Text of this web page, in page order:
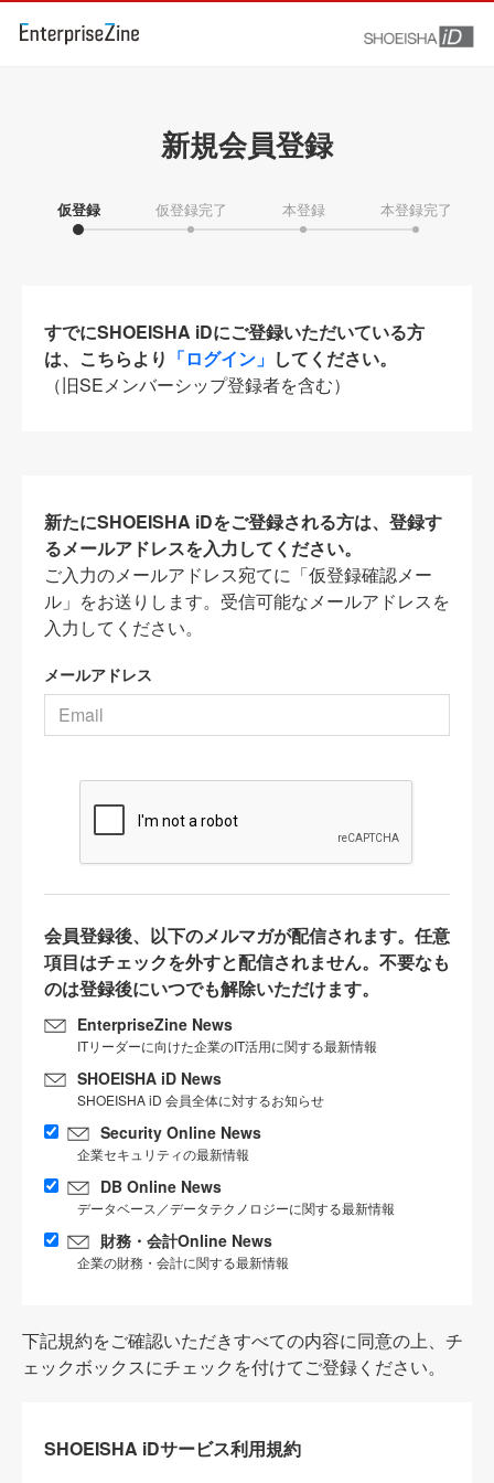
新規会員登録
仮登録 仮登録完了 本登録 本登録完了
すでにSHOEISHA iDにご登録いただいている方
は、こちらより 「ログイン」 してください。
（旧SEメンバーシップ登録者を含む）
新たにSHOEISHA iDをご登録される方は、登録す
るメールアドレスを入力してください。
ご入力のメールアドレス宛てに「仮登録確認メー
ル」をお送りします。受信可能なメールアドレスを
入力してください。
メールアドレス
会員登録後、以下のメルマガが配信されます。任意
項目はチェックを外すと配信されません。不要なも
のは登録後にいつでも解除いただけます。
EnterpriseZine News
ITリーダーに向けた企業のIT活用に関する最新情報
SHOEISHA iD News
SHOEISHA iD 会員全体に対するお知らせ
Security Online News
企業セキュリティの最新情報
DB Online News
データベース／データテクノロジーに関する最新情報
財務・会計Online News
企業の財務・会計に関する最新情報
下記規約をご確認いただきすべての内容に同意の上、チ
ェックボックスにチェックを付けてご登録ください。
SHOEISHA iDサービス利用規約